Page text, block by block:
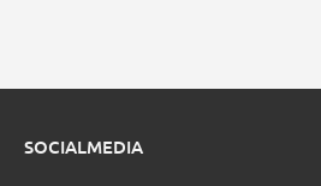
SOCIALMEDIA